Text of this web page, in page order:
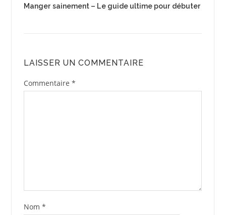
Manger sainement – Le guide ultime pour débuter
LAISSER UN COMMENTAIRE
Commentaire *
Nom *